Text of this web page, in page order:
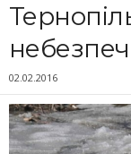
02.02.2016